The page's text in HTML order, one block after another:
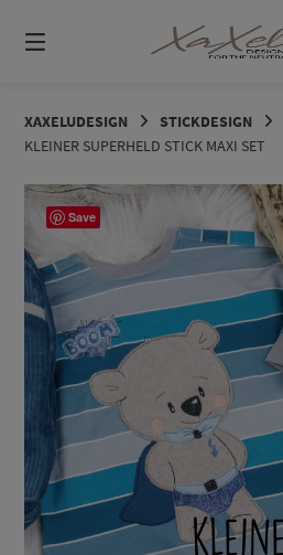
zum
Inhalt
XAXELUDESIGN STICKDESIGN
KLEINER SUPERHELD STICK MAXI SET
Save